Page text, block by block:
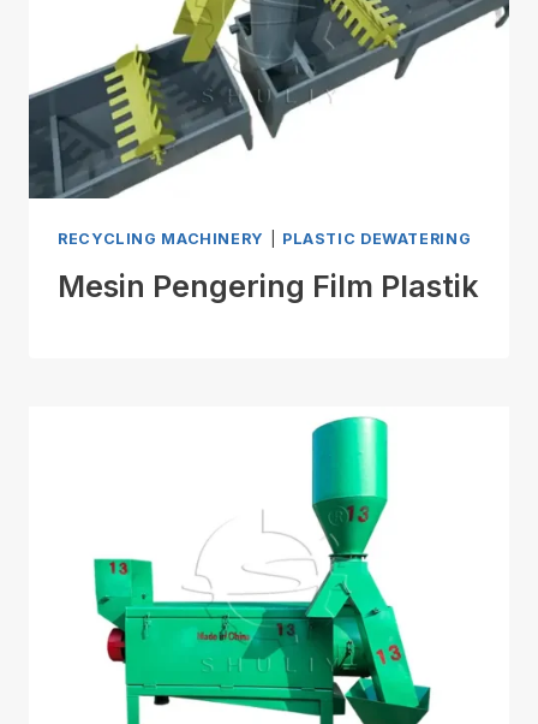
RECYCLING MACHINERY PLASTIC DEWATERING
Mesin Pengering Film Plastik